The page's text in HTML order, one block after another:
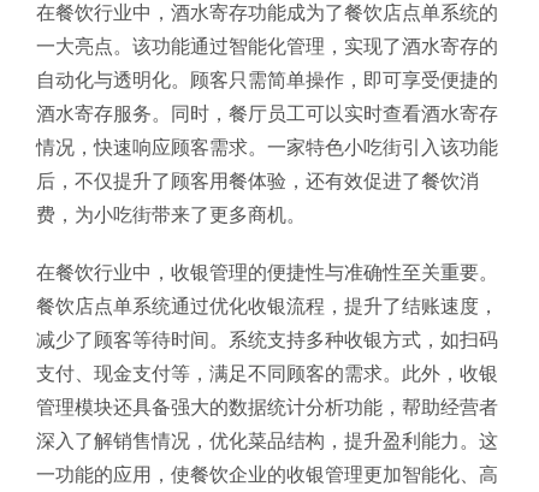
在餐饮行业中，酒水寄存功能成为了餐饮店点单系统的
一大亮点。该功能通过智能化管理，实现了酒水寄存的
自动化与透明化。顾客只需简单操作，即可享受便捷的
酒水寄存服务。同时，餐厅员工可以实时查看酒水寄存
情况，快速响应顾客需求。一家特色小吃街引入该功能
后，不仅提升了顾客用餐体验，还有效促进了餐饮消
费，为小吃街带来了更多商机。
在餐饮行业中，收银管理的便捷性与准确性至关重要。
餐饮店点单系统通过优化收银流程，提升了结账速度，
减少了顾客等待时间。系统支持多种收银方式，如扫码
支付、现金支付等，满足不同顾客的需求。此外，收银
管理模块还具备强大的数据统计分析功能，帮助经营者
深入了解销售情况，优化菜品结构，提升盈利能力。这
一功能的应用，使餐饮企业的收银管理更加智能化、高